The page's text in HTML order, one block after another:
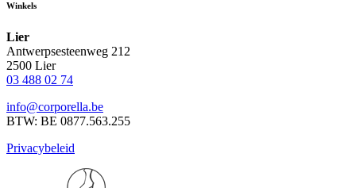
Winkels
Lier
Antwerpsesteenweg 212
2500 Lier
03 488 02 74
info@corporella.be
BTW: BE 0877.563.255
Privacybeleid